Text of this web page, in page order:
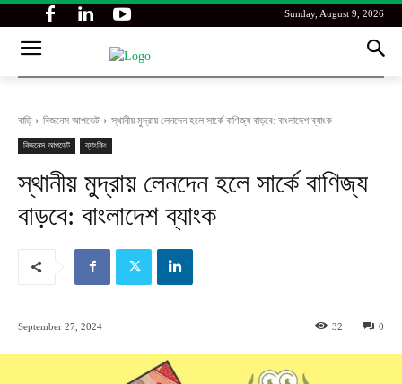
Sunday, August 9, 2026
বাড়ি বিজনেস আপডেট স্থানীয় মুদ্রায় লেনদেন হলে সার্কে বাণিজ্য বাড়বে: বাংলাদেশ ব্যাংক
বিজনেস আপডেট ব্যাংকিং
স্থানীয় মুদ্রায় লেনদেন হলে সার্কে বাণিজ্য
বাড়বে: বাংলাদেশ ব্যাংক
September 27, 2024 0
32